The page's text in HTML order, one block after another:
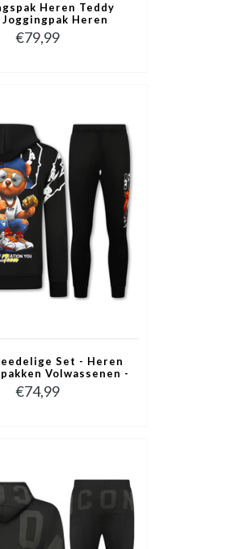
Heren Teddy
Heren
- Huispak Heren -
Zwart/Rood
€79,99
Set - Heren
Volwassenen -
Heren - Huispak
- 088 - Zwart
€74,99